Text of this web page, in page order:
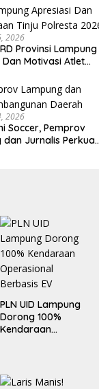
dan 6 Perunggu
2026
Provinsi Lampung
Dan Motivasi Atlet
2026
Soccer, Pemprov
dan Jurnalis Perkuat
PLN UID Lampung
Dorong 100%
Kendaraan